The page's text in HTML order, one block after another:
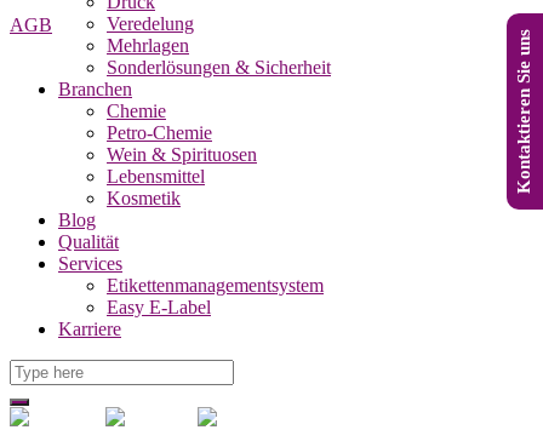
AGB
Veredelung
Mehrlagen
Sonderlösungen & Sicherheit
Branchen
Chemie
Petro-Chemie
Wein & Spirituosen
Lebensmittel
Kosmetik
Blog
Qualität
Services
Etikettenmanagementsystem
Easy E-Label
Karriere
Kontaktieren Sie uns